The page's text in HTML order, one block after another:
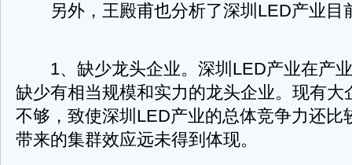
另外，王殿甫也分析了深圳LED产业目
1、缺少龙头企业。深圳LED产业在产
缺少有相当规模和实力的龙头企业。现有大
不够，致使深圳LED产业的总体竞争力还比
带来的集群效应远未得到体现。